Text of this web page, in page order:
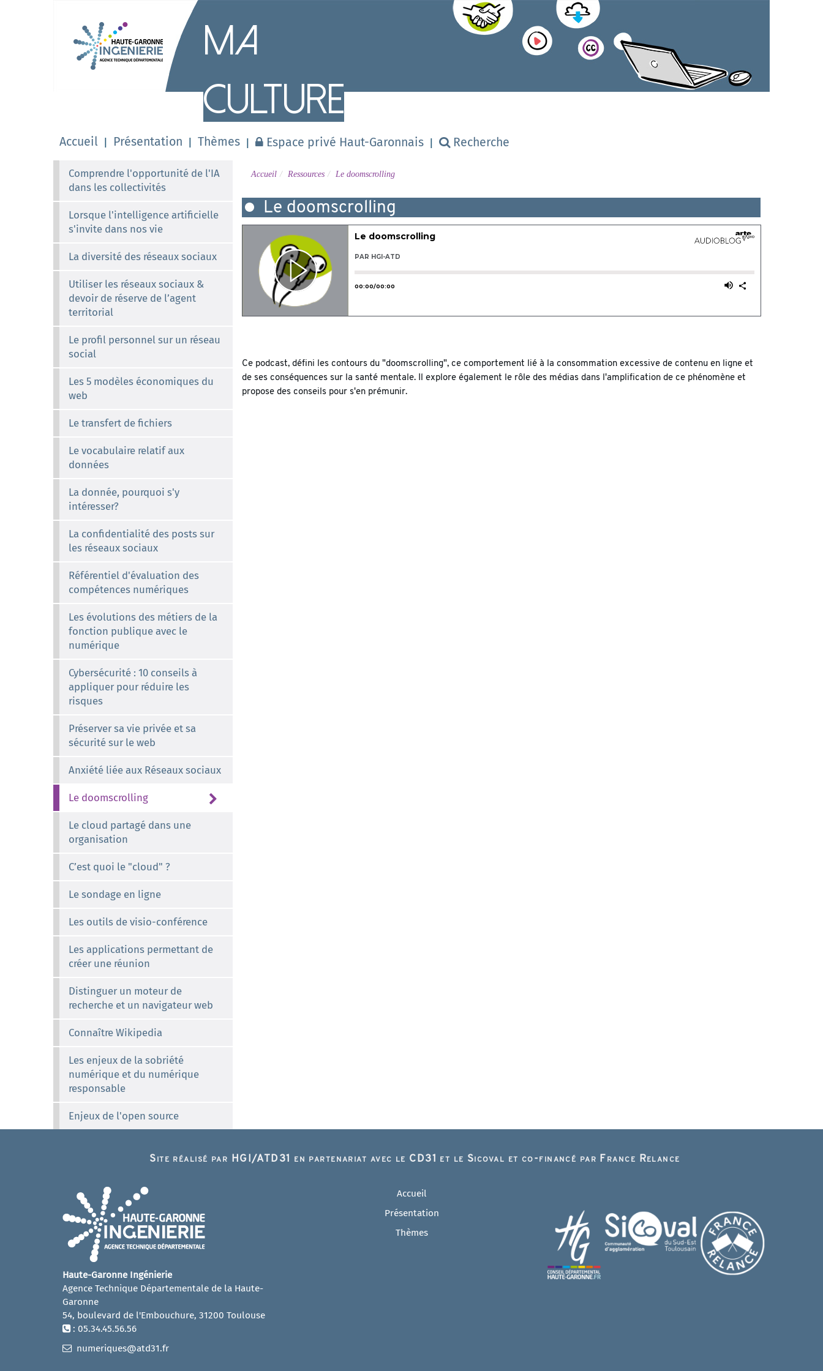
Ma
CultureNumérique
Accueil Présentation Thèmes Espace privé Haut-Garonnais Recherche
Accueil Ressources Le doomscrolling
Le doomscrolling
Ce podcast, défini les contours du "doomscrolling", ce comportement lié à la consommation excessive de contenu en ligne et
de ses conséquences sur la santé mentale. Il explore également le rôle des médias dans l'amplification de ce phénomène et
propose des conseils pour s'en prémunir.
Comprendre l'opportunité de l'IA
dans les collectivités
Lorsque l'intelligence artificielle
s'invite dans nos vie
La diversité des réseaux sociaux
Utiliser les réseaux sociaux &
devoir de réserve de l’agent
territorial
Le profil personnel sur un réseau
social
Les 5 modèles économiques du
web
Le transfert de fichiers
Le vocabulaire relatif aux
données
La donnée, pourquoi s'y
intéresser?
La confidentialité des posts sur
les réseaux sociaux
Référentiel d'évaluation des
compétences numériques
Les évolutions des métiers de la
fonction publique avec le
numérique
Cybersécurité : 10 conseils à
appliquer pour réduire les
risques
Préserver sa vie privée et sa
sécurité sur le web
Anxiété liée aux Réseaux sociaux
Le doomscrolling
Le cloud partagé dans une
organisation
C’est quoi le "cloud" ?
Le sondage en ligne
Les outils de visio-conférence
Les applications permettant de
créer une réunion
Distinguer un moteur de
recherche et un navigateur web
Connaître Wikipedia
Les enjeux de la sobriété
numérique et du numérique
responsable
Enjeux de l'open source
Site réalisé par HGI/ATD31 en partenariat avec le CD31 et le Sicoval et co-financé par France Relance
Haute-Garonne Ingénierie
Agence Technique Départementale de la Haute-
Garonne
54, boulevard de l'Embouchure, 31200 Toulouse
: 05.34.45.56.56
numeriques@atd31.fr
Accueil
Présentation
Thèmes